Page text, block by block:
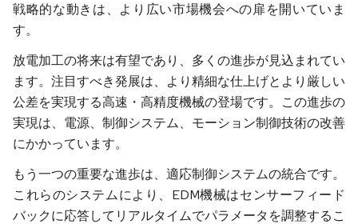
戦略的な動きは、より広い市場機会への扉を開いていま
す。
放電加工の将来は有望であり、多くの進歩が見込まれてい
ます。注目すべき発展は、より精細な仕上げとより厳しい
公差を実現する高速・高精度機械の登場です。この進歩の
実現は、電源、制御システム、モーション制御技術の改善
にかかっています。
もう一つの重要な進歩は、適応制御システムの統合です。
これらのシステムにより、EDM機械はセンサーフィード
バックに応答してリアルタイムでパラメータを調整するこ